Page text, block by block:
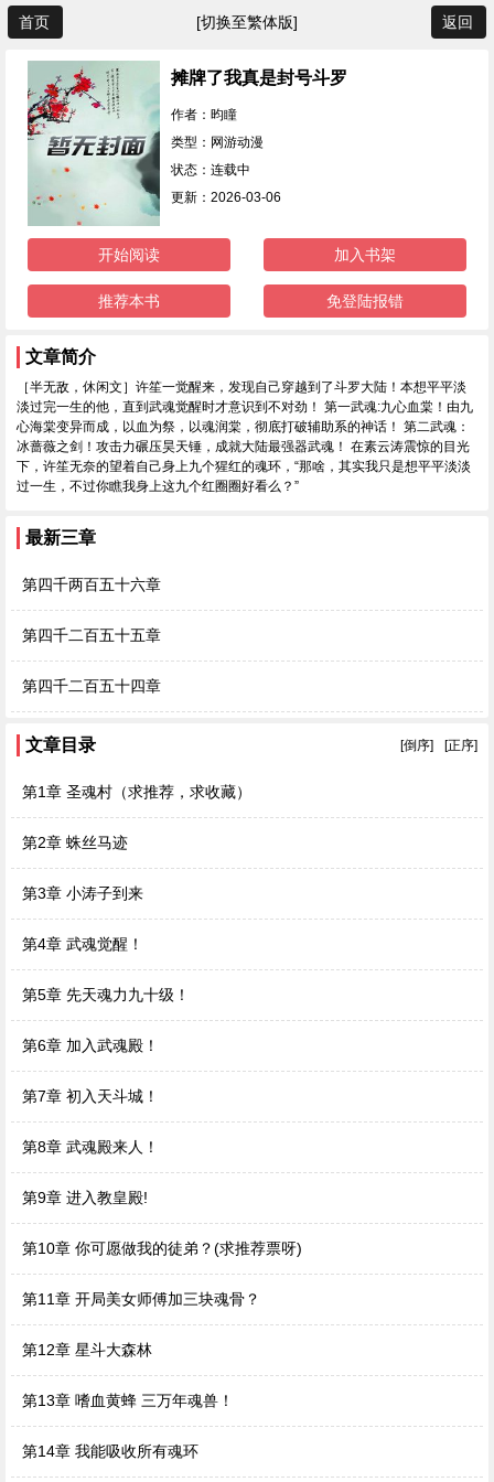
首页 [切换至繁体版] 返回
摊牌了我真是封号斗罗
作者：昀瞳
类型：网游动漫
状态：连载中
更新：2026-03-06
开始阅读 加入书架
推荐本书 免登陆报错
文章简介
［半无敌，休闲文］许笙一觉醒来，发现自己穿越到了斗罗大陆！本想平平淡
淡过完一生的他，直到武魂觉醒时才意识到不对劲！ 第一武魂:九心血棠！由九
心海棠变异而成，以血为祭，以魂润棠，彻底打破辅助系的神话！ 第二武魂：
冰蔷薇之剑！攻击力碾压昊天锤，成就大陆最强器武魂！ 在素云涛震惊的目光
下，许笙无奈的望着自己身上九个猩红的魂环，“那啥，其实我只是想平平淡淡
过一生，不过你瞧我身上这九个红圈圈好看么？”
最新三章
第四千两百五十六章
第四千二百五十五章
第四千二百五十四章
文章目录 [正序]
[倒序]
第1章 圣魂村（求推荐，求收藏）
第2章 蛛丝马迹
第3章 小涛子到来
第4章 武魂觉醒！
第5章 先天魂力九十级！
第6章 加入武魂殿！
第7章 初入天斗城！
第8章 武魂殿来人！
第9章 进入教皇殿!
第10章 你可愿做我的徒弟？(求推荐票呀)
第11章 开局美女师傅加三块魂骨？
第12章 星斗大森林
第13章 嗜血黄蜂 三万年魂兽！
第14章 我能吸收所有魂环